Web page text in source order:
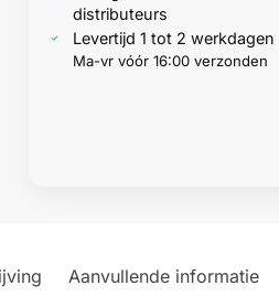
distributeurs
Levertijd 1 tot 2 werkdagen
Ma-vr vóór 16:00 verzonden
Aanvullende informatie